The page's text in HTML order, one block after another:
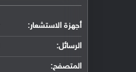
أجهزة الاستشعار:
الرسائل:
المتصفح: